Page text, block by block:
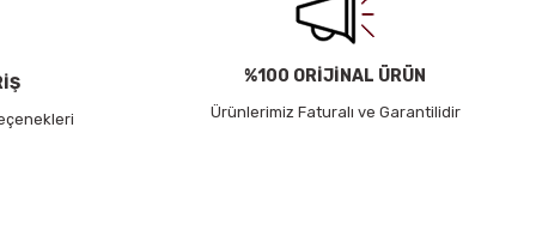
%100 ORİJİNAL ÜRÜN
Ürünlerimiz Faturalı ve Garantilidir